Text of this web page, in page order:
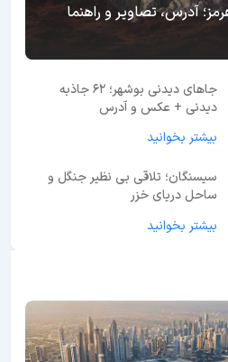
آدرس، تصاویر و راهنما
جاهای دیدنی بوشهر؛ 62 جاذبه
دیدنی + عکس و آدرس
بیشتر بخوانید
سیسنگان؛ تلاقی بی نظیر جنگل و
ساحل دریای خزر
بیشتر بخوانید